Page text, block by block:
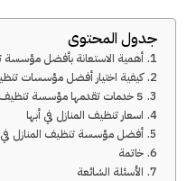
جدول المحتوى
أهمية الاستعانة بأفضل مؤسسة
كيفية اختيار أفضل مؤسسات
5 خدمات تقدمها مؤسسة تنظيف المنازل في أبها
اسعار تنظيف المنازل في أبها
أفضل مؤسسة تنظيف المنازل في
خاتمة
الأسئلة الشائعة